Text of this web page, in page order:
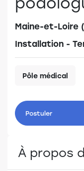
Maine-et-Loire
Installation -
Pôle médical
Postuler
À propos